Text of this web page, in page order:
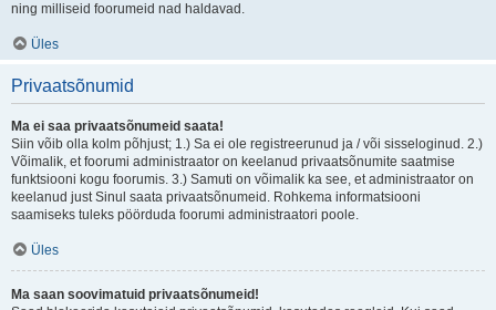
ning milliseid foorumeid nad haldavad.
Üles
Privaatsõnumid
Ma ei saa privaatsõnumeid saata!
Siin võib olla kolm põhjust; 1.) Sa ei ole registreerunud ja / või sisseloginud. 2.)
Võimalik, et foorumi administraator on keelanud privaatsõnumite saatmise
funktsiooni kogu foorumis. 3.) Samuti on võimalik ka see, et administraator on
keelanud just Sinul saata privaatsõnumeid. Rohkema informatsiooni
saamiseks tuleks pöörduda foorumi administraatori poole.
Üles
Ma saan soovimatuid privaatsõnumeid!